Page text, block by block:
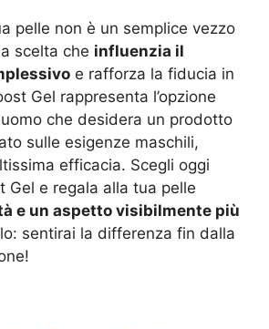
pelle non è un semplice vezzo
scelta che influenzia il
e rafforza la fiducia in
Gel rappresenta l’opzione
che desidera un prodotto
sulle esigenze maschili,
efficacia. Scegli oggi
Gel e regala alla tua pelle
e un aspetto visibilmente più
sentirai la differenza fin dalla